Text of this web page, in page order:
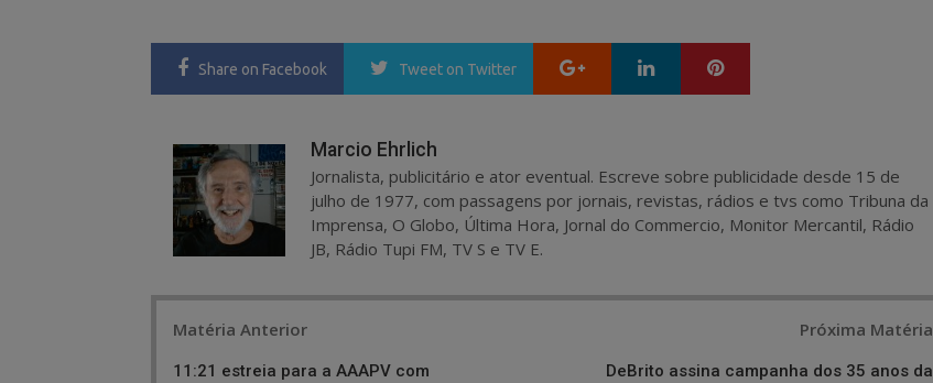
Share on Facebook Tweet on Twitter Google+ LinkedIn
Marcio Ehrlich
Jornalista, publicitário e ator eventual. Escreve sobre publicidade desde 15 de
julho de 1977, com passagens por jornais, revistas, rádios e tvs como Tribuna da
Imprensa, O Globo, Última Hora, Jornal do Commercio, Monitor Mercantil, Rádio
JB, Rádio Tupi FM, TV S e TV E.
Matéria Anterior
11:21 estreia para a AAAPV com
Próxima Matéria
DeBrito assina campanha dos 35 anos da